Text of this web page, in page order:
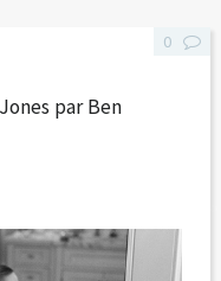
par Ben
0